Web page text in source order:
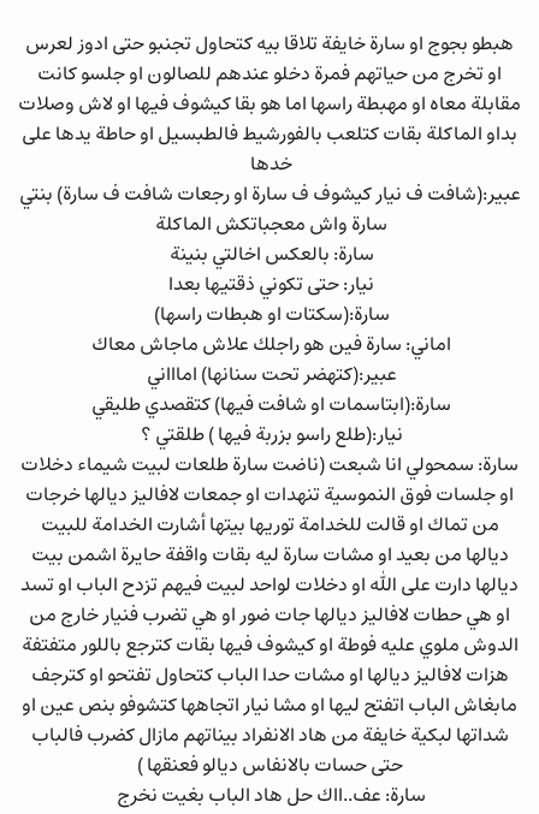
هبطو بجوج او سارة خايفة تلاقا بيه كتحاول تجنبو حتى ادوز لعرس
او تخرج من حياتهم فمرة دخلو عندهم للصالون او جلسو كانت
مقابلة معاه او مهبطة راسها اما هو بقا كيشوف فيها او لاش وصلات
بداو الماكلة بقات كتلعب بالفورشيط فالطبسيل او حاطة يدها على
خدها
عبير:(شافت ف نيار كيشوف ف سارة او رجعات شافت ف سارة) بنتي
سارة واش معجباتكش الماكلة
سارة: بالعكس اخالتي بنينة
نيار: حتى تكوني ذقتيها بعدا
سارة:(سكتات او هبطات راسها)
اماني: سارة فين هو راجلك علاش ماجاش معاك
عبير:(كتهضر تحت سنانها) اماااني
سارة:(ابتاسمات او شافت فيها) كتقصدي طليقي
نيار:(طلع راسو بزربة فيها ) طلقتي ؟
سارة: سمحولي انا شبعت (ناضت سارة طلعات لبيت شيماء دخلات
او جلسات فوق النموسية تنهدات او جمعات لافاليز ديالها خرجات
من تماك او قالت للخدامة توريها بيتها أشارت الخدامة للبيت
ديالها من بعيد او مشات سارة ليه بقات واقفة حايرة اشمن بيت
ديالها دارت على الله او دخلات لواحد لبيت فيهم تزدح الباب او تسد
او هي حطات لافاليز ديالها جات ضور او هي تضرب فنيار خارج من
الدوش ملوي عليه فوطة او كيشوف فيها بقات كترجع باللور متفتفة
هزات لافاليز ديالها او مشات حدا الباب كتحاول تفتحو او كترجف
مابغاش الباب اتفتح ليها او مشا نيار اتجاهها كتشوفو بنص عين او
شداتها لبكية خايفة من هاد الانفراد بيناتهم مازال كضرب فالباب
حتى حسات بالانفاس ديالو فعنقها )
سارة: عف..ااك حل هاد الباب بغيت نخرج